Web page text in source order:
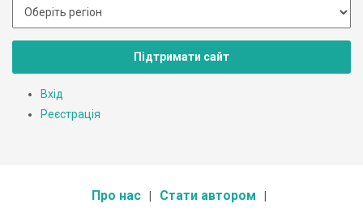
Підтримати сайт
Вхід
Реєстрація
Про нас Стати автором